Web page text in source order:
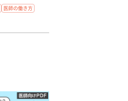
医師の働き方